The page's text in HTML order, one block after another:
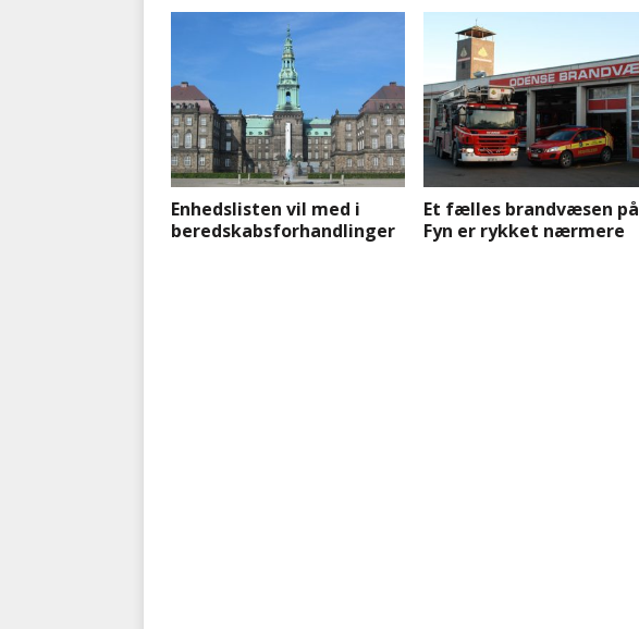
Enhedslisten vil med i
beredskabsforhandlinger
Et fælles brandvæsen på
Fyn er rykket nærmere